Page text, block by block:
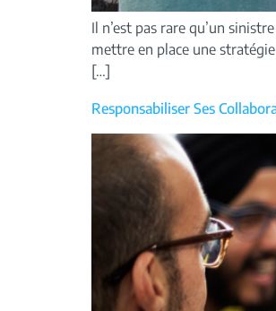
Il n’est pas rare qu’un
mettre en place une
[…]
Responsabiliser Ses